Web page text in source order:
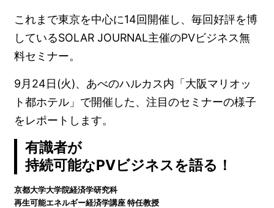
これまで東京を中心に14回開催し、毎回好評を博
しているSOLAR JOURNAL主催のPVビジネス無
料セミナー。
9月24日(火)、あべのハルカス内「大阪マリオッ
ト都ホテル」で開催した、注目のセミナーの様子
をレポートします。
有識者が
持続可能なPVビジネスを語る！
京都⼤学⼤学院経済学研究科
再生可能エネルギー経済学講座 特任教授